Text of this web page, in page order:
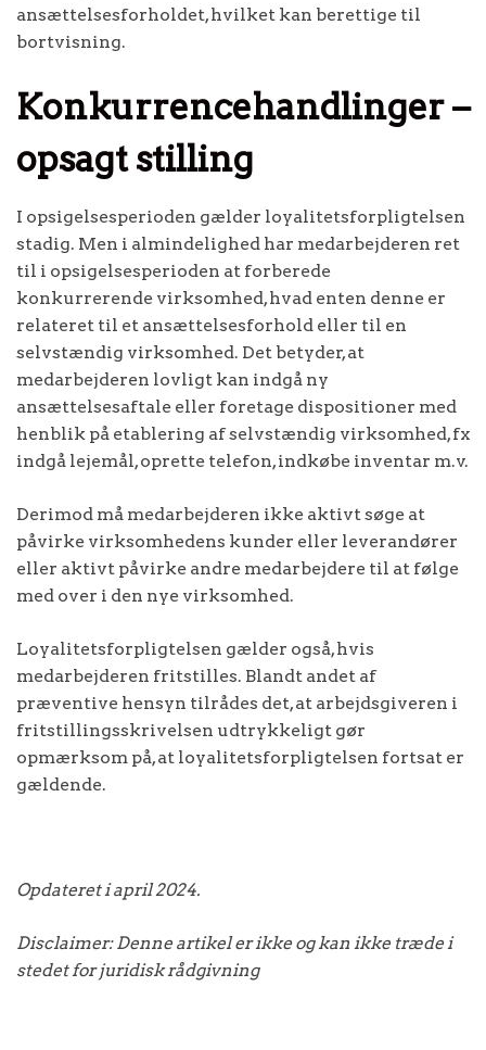
ansættelsesforholdet, hvilket kan berettige til
bortvisning.
Konkurrencehandlinger –
opsagt stilling
I opsigelsesperioden gælder loyalitetsforpligtelsen
stadig. Men i almindelighed har medarbejderen ret
til i opsigelsesperioden at forberede
konkurrerende virksomhed, hvad enten denne er
relateret til et ansættelsesforhold eller til en
selvstændig virksomhed. Det betyder, at
medarbejderen lovligt kan indgå ny
ansættelsesaftale eller foretage dispositioner med
henblik på etablering af selvstændig virksomhed, fx
indgå lejemål, oprette telefon, indkøbe inventar m.v.
Derimod må medarbejderen ikke aktivt søge at
påvirke virksomhedens kunder eller leverandører
eller aktivt påvirke andre medarbejdere til at følge
med over i den nye virksomhed.
Loyalitetsforpligtelsen gælder også, hvis
medarbejderen fritstilles. Blandt andet af
præventive hensyn tilrådes det, at arbejdsgiveren i
fritstillingsskrivelsen udtrykkeligt gør
opmærksom på, at loyalitetsforpligtelsen fortsat er
gældende.
Opdateret i april 2024.
Disclaimer: Denne artikel er ikke og kan ikke træde i
stedet for juridisk rådgivning